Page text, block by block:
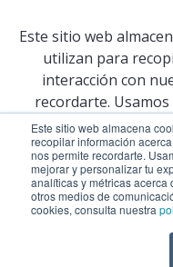
Este sitio web almacena
recopilar información
nos permite recordarte.
mejorar y personalizar tu
analíticas y métricas acerca
otros medios de
cookies, consulta nuestra
Sistema de Gestión
Defensoría Universitaria
Terceros vinculados
San Pablo Mail
Aula Virtual Pregrado
Aula Virtual Postgrado
COPYRIGHT © 2026
Este sitio web
utilizan para
interacción con
recordarte.
mejorar y
para generar
visitantes en
comunicación. Para
consulta nuestra